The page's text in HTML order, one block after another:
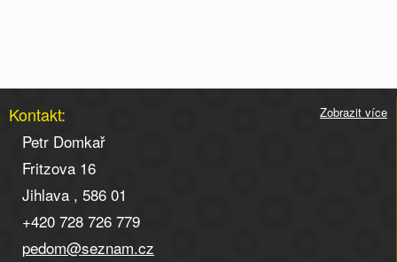
Kontakt: Zobrazit více
Petr Domkař
Fritzova 16
Jihlava , 586 01
+420 728 726 779
pedom@seznam.cz